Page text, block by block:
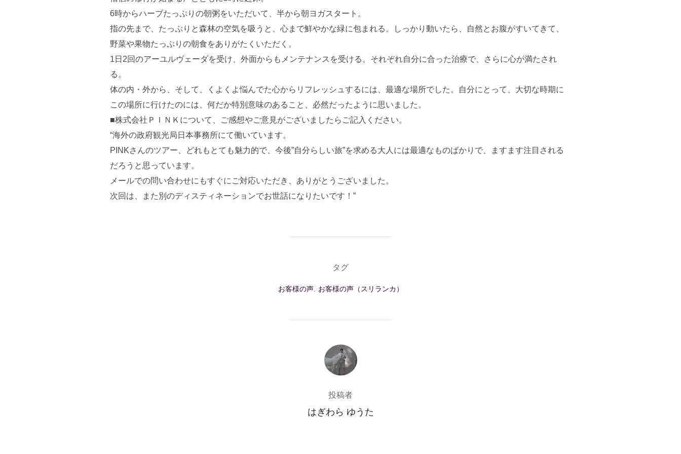
6時からハーブたっぷりの朝粥をいただいて、半から朝ヨガスタート。
指の先まで、たっぷりと森林の空気を吸うと、心まで鮮やかな緑に包まれる。しっかり動いたら、自然とお腹がすいてきて、
野菜や果物たっぷりの朝食をありがたくいただく。
1日2回のアーユルヴェーダを受け、外面からもメンテナンスを受ける。それぞれ自分に合った治療で、さらに心が満たされ
る。
体の内・外から、そして、くよくよ悩んでた心からリフレッシュするには、最適な場所でした。自分にとって、大切な時期に
この場所に行けたのには、何だか特別意味のあること、必然だったように思いました。
■株式会社ＰＩＮＫについて、ご感想やご意見がございましたらご記入ください。
“海外の政府観光局日本事務所にて働いています。
PINKさんのツアー、どれもとても魅力的で、今後”自分らしい旅”を求める大人には最適なものばかりで、ますます注目される
だろうと思っています。
メールでの問い合わせにもすぐにご対応いただき、ありがとうございました。
次回は、また別のディスティネーションでお世話になりたいです！”
タグ
お客様の声, お客様の声（スリランカ）
投稿者
投稿者
はぎわら ゆうた